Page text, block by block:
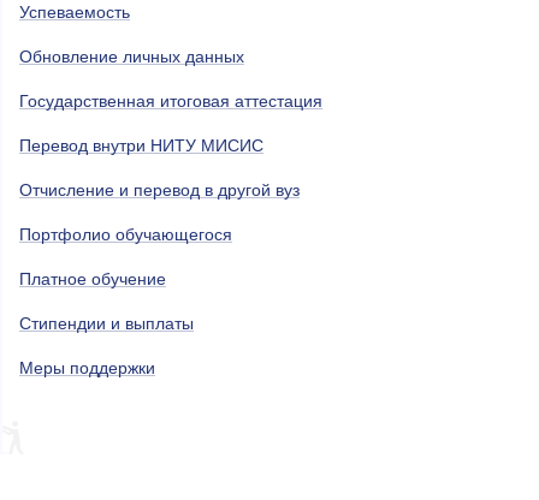
Успеваемость
Обновление личных данных
Государственная итоговая аттестация
Перевод внутри НИТУ МИСИС
Отчисление и перевод в другой вуз
Портфолио обучающегося
Платное обучение
Стипендии и выплаты
Меры поддержки